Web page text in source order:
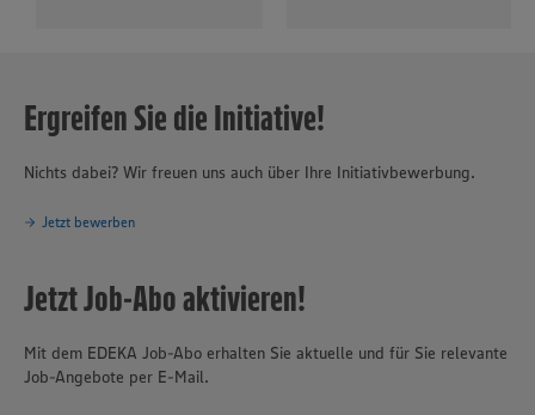
Ergreifen Sie die Initiative!
Nichts dabei? Wir freuen uns auch über Ihre Initiativbewerbung.
Jetzt bewerben
Jetzt Job-Abo aktivieren!
Mit dem EDEKA Job-Abo erhalten Sie aktuelle und für Sie relevante
Job-Angebote per E-Mail.